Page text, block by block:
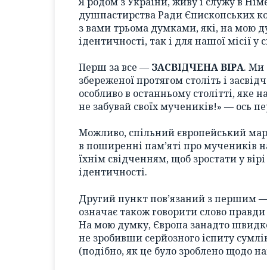
душпастирства Ради Єпископських
з вами трьома думками, які, на мою
ідентичності, так і для нашої місії у
Перш за все — ЗАСВІДЧЕНА ВІРА. Ми
збереженої протягом століть і
особливо в останньому столітті, яке
не забувай своїх мучеників!» — ось
Можливо, спільний європейський
в поширенні пам’яті про мучеників
їхнім свідченням, щоб зростати у
ідентичності.
Другий пункт пов’язаний з першим
означає також говорити слово
На мою думку, Європа занадто
не зробивши серйозного іспиту
(подібно, як це було зроблено щодо